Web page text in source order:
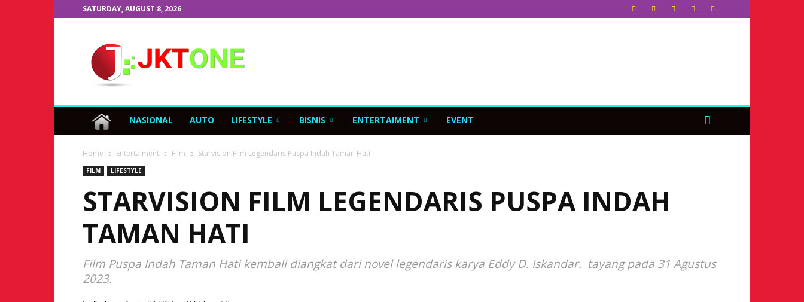
SATURDAY, AUGUST 8, 2026
NASIONAL AUTO LIFESTYLE BISNIS ENTERTAIMENT EVENT
Home Entertaiment Film Starvision Film Legendaris Puspa Indah Taman Hati
FILM LIFESTYLE
STARVISION FILM LEGENDARIS PUSPA INDAH
TAMAN HATI
Film Puspa Indah Taman Hati kembali diangkat dari novel legendaris karya Eddy D. Iskandar. tayang pada 31 Agustus
2023.